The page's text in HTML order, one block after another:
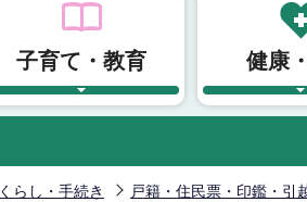
子育て・教育 健康
くらし・手続き 戸籍・住民票・印鑑・引